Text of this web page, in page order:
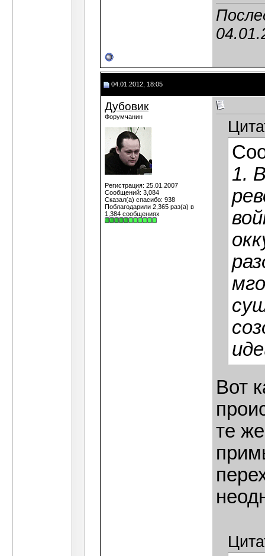
04.01.2012, 18:05
Дубовик
Форумчанин
Регистрация: 25.01.2007
Сообщений: 3,084
Сказал(а) спасибо: 938
Поблагодарили 2,365 раз(а) в
1,384 сообщениях
1.
Вот
те